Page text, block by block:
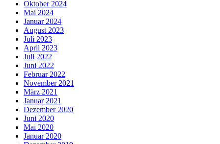
Oktober 2024
Mai 2024
Januar 2024
August 2023
Juli 2023
April 2023
Juli 2022
Juni 2022
Februar 2022
November 2021
März 2021
Januar 2021
Dezember 2020
Juni 2020
Mai 2020
Januar 2020